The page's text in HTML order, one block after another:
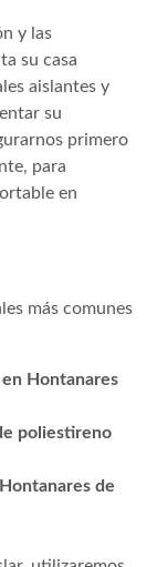
y las
su casa
aislantes y
su
primero
para
en
más comunes
Hontanares
poliestireno
de